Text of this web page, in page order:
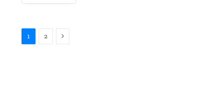
1 2 Suivant